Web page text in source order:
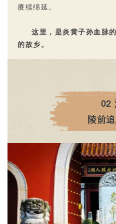
赓续绵延。
这里，是炎黄子孙血脉
的故乡。
02
陵前